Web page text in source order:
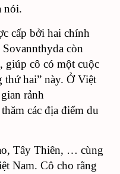
nói.
cấp bởi hai chính
còn
giúp cô có một cuộc
thứ hai” này. Ở Việt
rảnh
các địa điểm du
Tây Thiên, … cùng
Nam. Cô cho rằng